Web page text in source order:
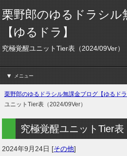
栗野郎のゆるドラシル
【ゆるドラ】
究極覚醒ユニットTier表（2024/09Ver）
メニュー
栗野郎のゆるドラシル無課金ブログ【ゆるド
ユニットTier表（2024/09Ver）
究極覚醒ユニットTier表
2024年9月24日 [その他]